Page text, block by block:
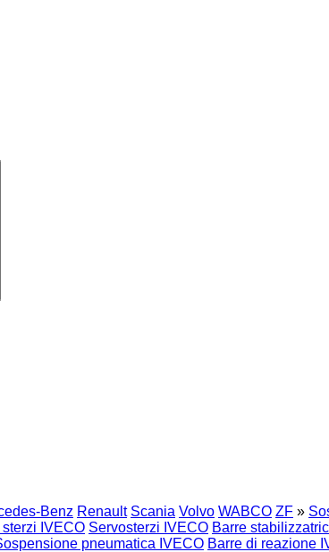
Benz Renault Scania Volvo WABCO ZF »
IVECO Servosterzi IVECO Barre
pneumatica IVECO Barre di reazione